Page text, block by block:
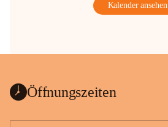
Kalender ansehen
Öffnungszeiten